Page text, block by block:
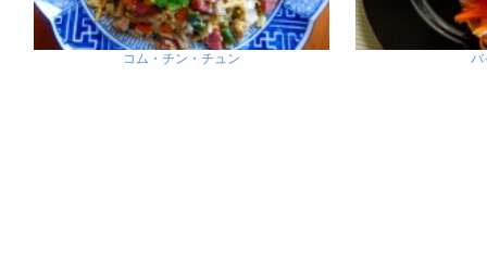
コム・チン・チュン バ